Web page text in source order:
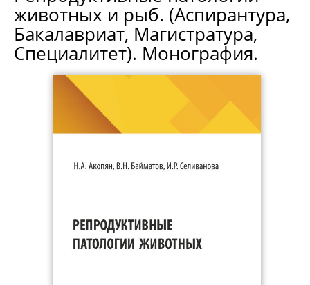
животных и рыб. (Аспирантура,
Бакалавриат, Магистратура,
Специалитет). Монография.